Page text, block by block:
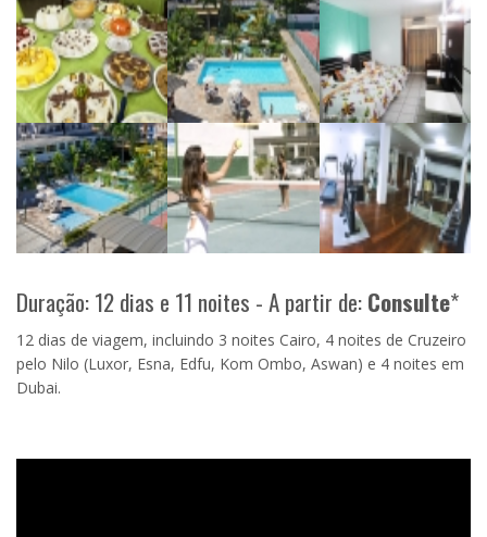
Duração: 12 dias e 11 noites - A partir de:Consulte*
12 dias de viagem, incluindo 3 noites Cairo, 4 noites de Cruzeiro
pelo Nilo (Luxor, Esna, Edfu, Kom Ombo, Aswan) e 4 noites em
Dubai.